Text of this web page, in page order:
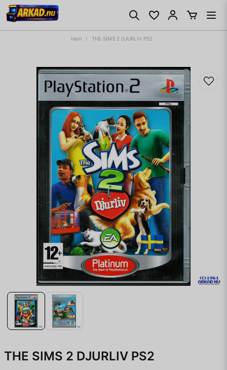
Hem THE SIMS 2 DJURLIV PS2
THE SIMS 2 DJURLIV PS2